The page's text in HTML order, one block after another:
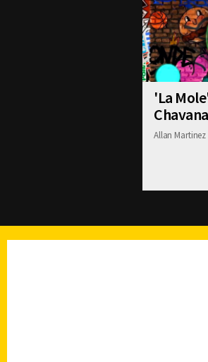
'La
Chavana
Allan Martinez
DERECHOS
Prohibida la